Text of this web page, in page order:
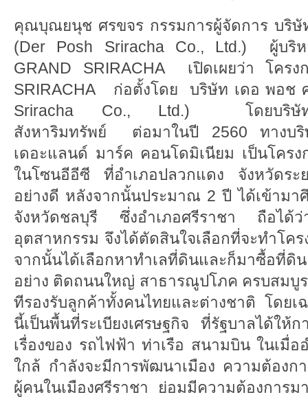
คุณบุณยนุช ศรขจร กรรมการผู้จัดการ บริ
(Der Posh Sriracha Co., Ltd.) ผู้บริห
GRAND SRIRACHA เปิดเผยว่า โครง
SRIRACHA ก่อตั้งโดย บริษัท เดอ พอช
Sriracha Co., Ltd.) โดยบริษัทฯไ
สังหาริมทรัพย์ ต่อมาในปี 2560 ทางบริษั
เดอะแลนด์ มาร์ค คอนโดมิเนียม เป็นโคร
ในโซนอีอีซี ที่อำเภอปลวกแดง จังหวัดระ
อย่างดี หลังจากนั้นประมาณ 2 ปี ได้เข้ามา
จังหวัดชลบุรี ซึ่งอำเภอศรีราชา ถือได้ว่า
อุตสาหกรรม จึงได้ตัดสินใจเลือกที่จะทำโค
จากนั้นได้เลือกหาทำเลที่ดินและก็มาซื้อ
อย่าง ติดถนนใหญ่ สาธารณูปโภค ครบสมบู
ทีรองรับลูกค้าทั้งคนไทยและต่างชาติ โดย
นี้เป็นพื้นที่ระเบียงเศรษฐกิจ ที่รัฐบาลได้ให้
เรื่องของ รถไฟฟ้า ท่าเรือ สนามบิน ในเมื่
ใกล้ กำลังจะมีการพัฒนาเมือง ความต้องกา
ผู้คนในเมืองศรีราชา ย่อมมีความต้องการ